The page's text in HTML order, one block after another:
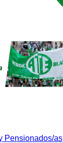
Pensionados/as